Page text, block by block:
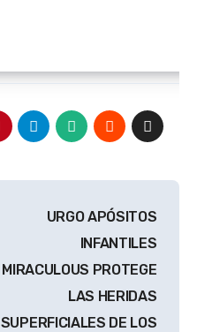
URGO APÓSITOS
INFANTILES
MIRACULOUS PROTEGE
LAS HERIDAS
SUPERFICIALES DE LOS